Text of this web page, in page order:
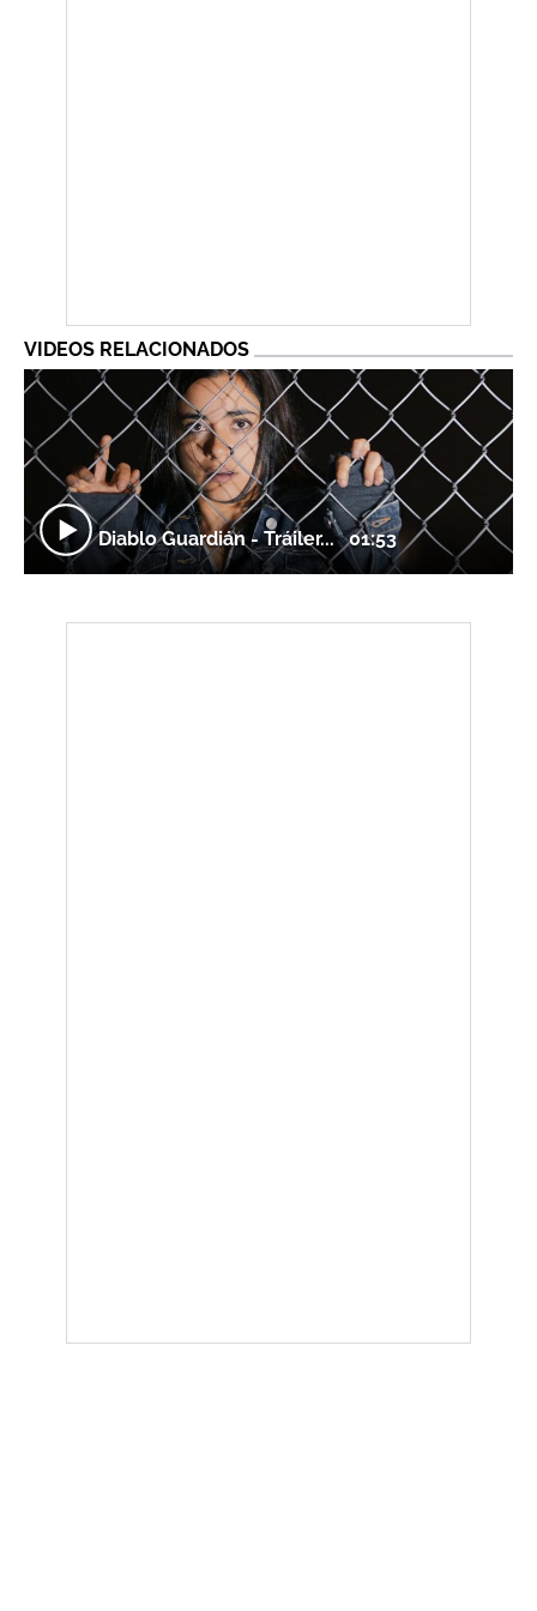
VIDEOS RELACIONADOS
Diablo Guardián - Tráiler...01:53